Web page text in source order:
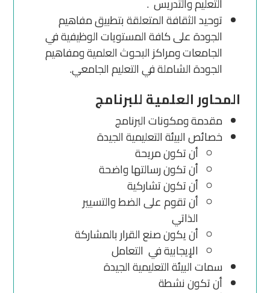
توحيد الثقافة المتعلقة بتطبيق مفاهيم
الجودة على كافة المستويات الوظيفية في
الجامعات ومراكز البحوث العلمية ومفاهيم
الجودة الشاملة في التعليم الجامعي.
المحاور العلمية للبرنامج
مقدمة ومكونات البرنامج
خصائص البيئة التعليمية الجيدة
أن تكون مريحة
أن تكون رسالتها واضحة
أن تكون تشاركية
أن تقوم على الضط والتسيير
الذاتي
أن يكون صنع القرار بالمشاركة
الإيجابية في التعامل
سمات البيئة التعليمية الجيدة
أن تكون نشطة